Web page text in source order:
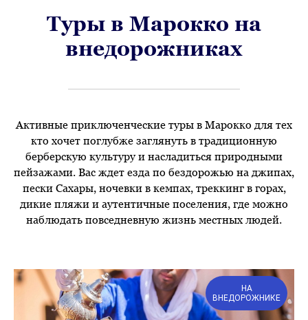
Туры в Марокко на
внедорожниках
Активные приключенческие туры в Марокко для тех
кто хочет поглубже заглянуть в традиционную
берберскую культуру и насладиться природными
пейзажами. Вас ждет езда по бездорожью на джипах,
пески Сахары, ночевки в кемпах, треккинг в горах,
дикие пляжи и аутентичные поселения, где можно
наблюдать повседневную жизнь местных людей.
НА
ВНЕДОРОЖНИКЕ